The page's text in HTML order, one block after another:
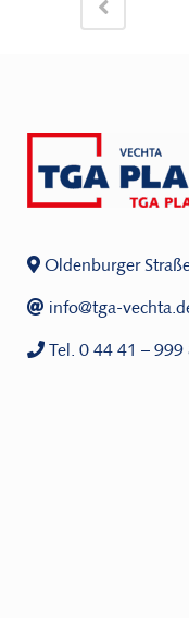
Oldenburger
info@tga-
Tel. 0 44 41 – 999